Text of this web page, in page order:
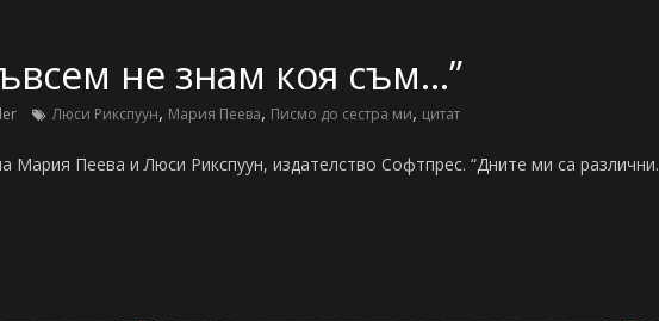
не знам коя съм…”
Люси Рикспуун, Мария Пеева, Писмо до сестра ми, цитат
Мария Пеева и Люси Рикспуун, издателство Софтпрес. “Дните ми са различни.